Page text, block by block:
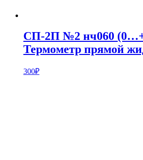
СП-2П №2 нч060
Термометр прямой
300₽